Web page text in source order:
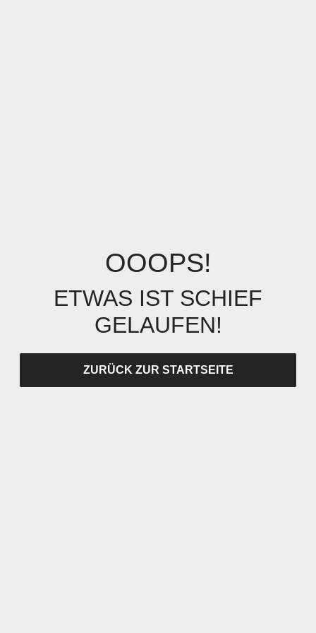
OOOPS!
ETWAS IST SCHIEF
GELAUFEN!
ZURÜCK ZUR STARTSEITE